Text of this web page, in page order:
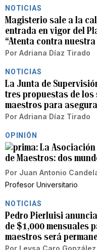
NOTICIAS
Magisterio sale a la
entrada en vigor del
“Atenta contra nuestra
Por Adriana Díaz Tirado
NOTICIAS
La Junta de
tres propuestas de
maestros para
Por Adriana Díaz Tirado
OPINIÓN
La
de Maestros: dos
Por Juan Antonio
Profesor Universitario
NOTICIAS
Pedro Pierluisi
de $1,000 mensuales
maestros será
Por Leysa Caro González